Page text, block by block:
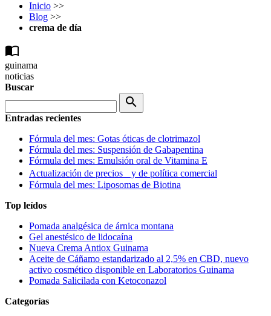
Inicio >>
Blog >>
crema de día
import_contacts
guinama
noticias
Buscar
search
Entradas recientes
Fórmula del mes: Gotas óticas de clotrimazol
Fórmula del mes: Suspensión de Gabapentina
Fórmula del mes: Emulsión oral de Vitamina E
Actualización de precios y de política comercial
Fórmula del mes: Liposomas de Biotina
Top leídos
Pomada analgésica de árnica montana
Gel anestésico de lidocaína
Nueva Crema Antiox Guinama
Aceite de Cáñamo estandarizado al 2,5% en CBD, nuevo
activo cosmético disponible en Laboratorios Guinama
Pomada Salicilada con Ketoconazol
Categorías